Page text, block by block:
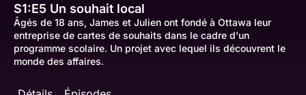
S1:E5 Un souhait local
Âgés de 18 ans, James et Julien ont fondé à Ottawa leur
entreprise de cartes de souhaits dans le cadre d'un
programme scolaire. Un projet avec lequel ils découvrent le
monde des affaires.